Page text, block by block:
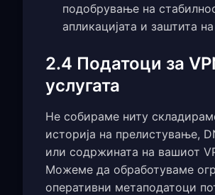
подобрување на
апликацијата и заштита на
2.4 Податоци за
услугата
Не собираме ниту
историја на прелистување,
или содржината на вашиот
Можеме да обработуваме
оперативни метаподатоци